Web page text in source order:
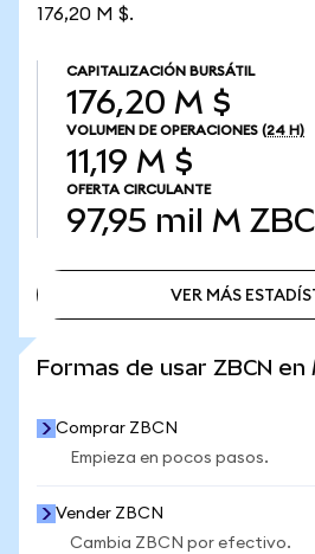
176,20 M $.
CAPITALIZACIÓN BURSÁTIL
176,20 M $
VOLUMEN DE OPERACIONES (24 H)
11,19 M $
OFERTA CIRCULANTE
97,95 mil M
VER MÁS
Formas de usar ZBCN en
Comprar ZBCN
Empieza en pocos pasos.
Vender ZBCN
Cambia ZBCN por efectivo.